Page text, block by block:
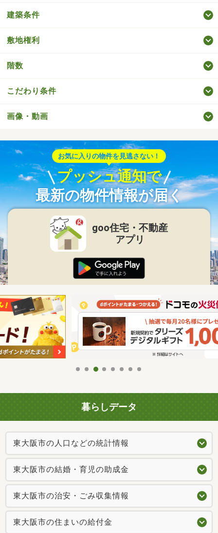
建築条件
敷地権利
階数
こだわり条件
画像・動画
お気に入りの物件を見逃さない！
プッシュ通知で
最新の物件情報が届く
goo住宅・不動産
アプリ
暮らしデータ
東大阪市の人口などの統計情報
東大阪市の結婚・育児の助成金
東大阪市の治安・ごみ収集情報
東大阪市の住まいの給付金